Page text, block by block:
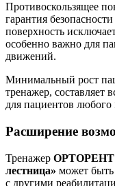
Противоскользящее
гарантия
поверхность
особенно важно для
движений.
Минимальный рост
тренажер, составляет
для пациентов любого
Расширение
Тренажер ОРТОРЕНТ
лестница» может быть
с другими